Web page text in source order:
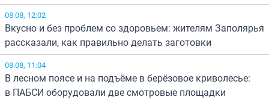
08.08, 12:02
Вкусно и без проблем со здоровьем: жителям Заполярья
рассказали, как правильно делать заготовки
08.08, 11:04
В лесном поясе и на подъёме в берёзовое криволесье:
в ПАБСИ оборудовали две смотровые площадки